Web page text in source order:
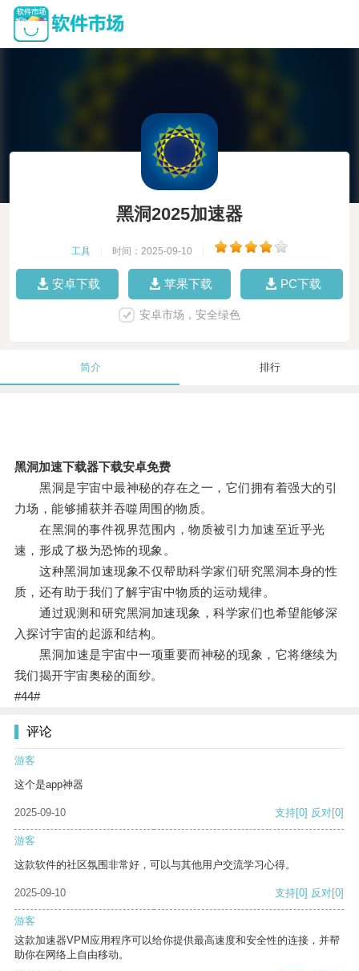
黑洞2025加速器
工具 时间：2025-09-10
安卓下载 苹果下载 PC下载
安卓市场，安全绿色
简介 排行
黑洞加速下载器下载安卓免费
黑洞是宇宙中最神秘的存在之一，它们拥有着强大的引
力场，能够捕获并吞噬周围的物质。
在黑洞的事件视界范围内，物质被引力加速至近乎光
速，形成了极为恐怖的现象。
这种黑洞加速现象不仅帮助科学家们研究黑洞本身的性
质，还有助于我们了解宇宙中物质的运动规律。
通过观测和研究黑洞加速现象，科学家们也希望能够深
入探讨宇宙的起源和结构。
黑洞加速是宇宙中一项重要而神秘的现象，它将继续为
我们揭开宇宙奥秘的面纱。
#44#
评论
游客
这个是app神器
2025-09-10 支持[0] 反对[0]
游客
这款软件的社区氛围非常好，可以与其他用户交流学习心得。
2025-09-10 支持[0] 反对[0]
游客
这款加速器VPM应用程序可以给你提供最高速度和安全性的连接，并帮
助你在网络上自由移动。